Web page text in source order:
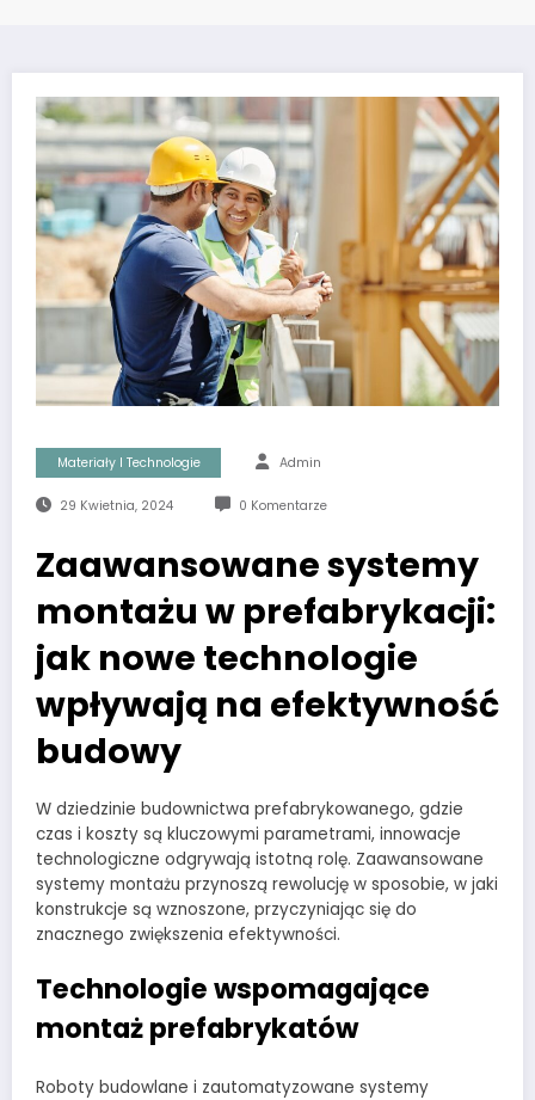
Materiały I Technologie Admin
29 Kwietnia, 2024 0 Komentarze
Zaawansowane systemy
montażu w prefabrykacji:
jak nowe technologie
wpływają na efektywność
budowy
W dziedzinie budownictwa prefabrykowanego, gdzie
czas i koszty są kluczowymi parametrami, innowacje
technologiczne odgrywają istotną rolę. Zaawansowane
systemy montażu przynoszą rewolucję w sposobie, w jaki
konstrukcje są wznoszone, przyczyniając się do
znacznego zwiększenia efektywności.
Technologie wspomagające
montaż prefabrykatów
Roboty budowlane i zautomatyzowane systemy